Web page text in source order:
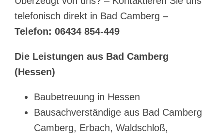
telefonisch direkt in Bad Camberg –
Telefon: 06434 854-449
Die Leistungen aus Bad Camberg
(Hessen)
Baubetreuung in Hessen
Bausachverständige aus Bad Camberg
Camberg, Erbach, Waldschloß,